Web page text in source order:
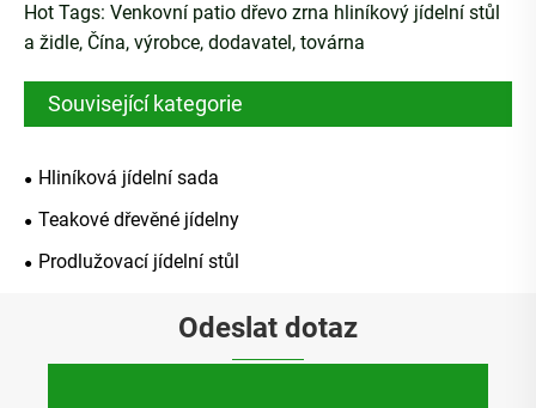
Hot Tags: Venkovní patio dřevo zrna hliníkový jídelní stůl
a židle, Čína, výrobce, dodavatel, továrna
Související kategorie
Hliníková jídelní sada
Teakové dřevěné jídelny
Prodlužovací jídelní stůl
Odeslat dotaz